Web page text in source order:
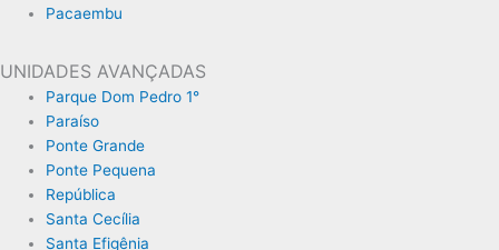
Pacaembu
UNIDADES AVANÇADAS
Parque Dom Pedro 1°
Paraíso
Ponte Grande
Ponte Pequena
República
Santa Cecília
Santa Efigênia